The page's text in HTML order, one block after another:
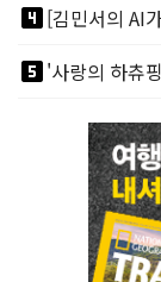
looks_4
looks_5'사랑의 하츄